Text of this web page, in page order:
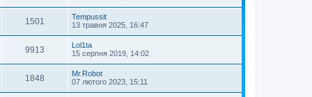
1501
Tempussit
13 травня 2025, 16:47
9913
Lol1ta
15 серпня 2019, 14:02
1848
Mr.Robot
07 лютого 2023, 15:11